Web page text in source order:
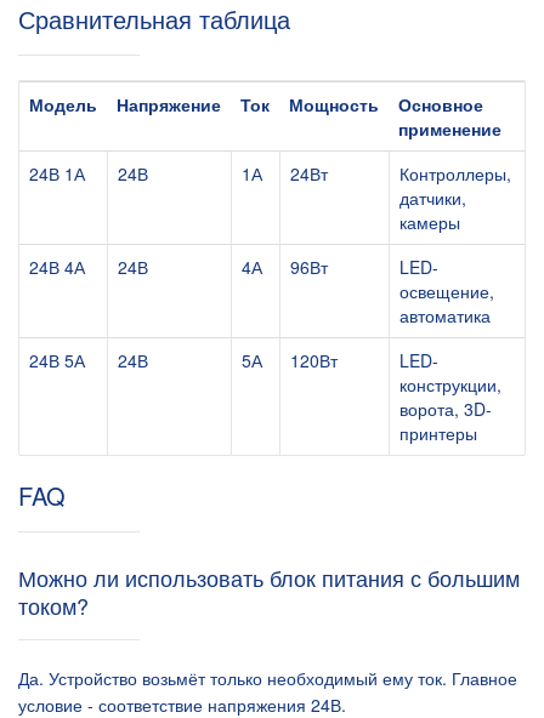
Сравнительная таблица
Модель Напряжение Ток Мощность
Основное
применение
24В 1А
24В 1А 24Вт
Контроллеры,
датчики,
камеры
24В 4А
24В 4А 96Вт
LED-
освещение,
автоматика
24В 5А
24В 5А 120Вт
LED-
конструкции,
ворота, 3D-
принтеры
FAQ
Можно ли использовать блок питания с большим
током?
Да. Устройство возьмёт только необходимый ему ток. Главное
условие - соответствие напряжения 24В.